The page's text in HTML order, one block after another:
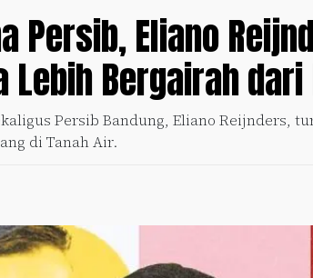
Persib, Eliano
Lebih Bergairah
Persib Bandung, Eliano Reijnders,
di Tanah Air.